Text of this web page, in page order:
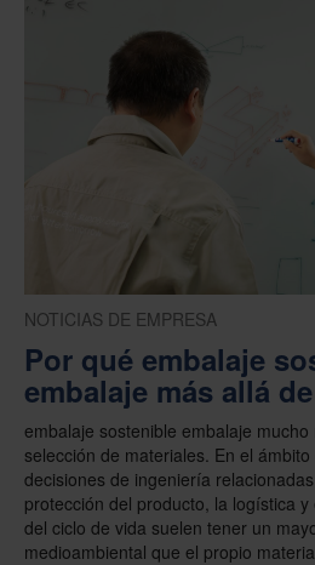
NOTICIAS DE EMPRESA
Por qué embalaje
embalaje más allá
embalaje sostenible embalaje
selección de materiales. En el
decisiones de ingeniería
protección del producto, la logística
del ciclo de vida suelen tener un
medioambiental que el propio